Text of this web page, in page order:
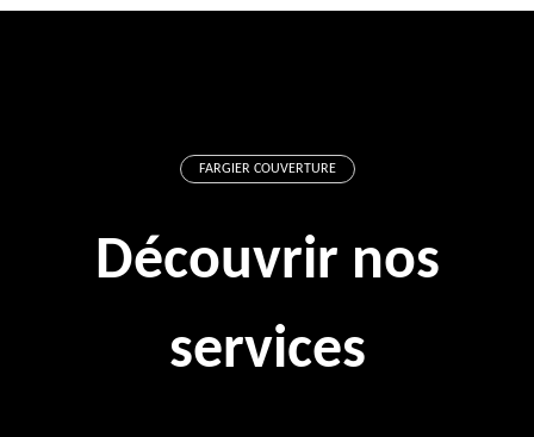
FARGIER COUVERTURE
Découvrir nos
services